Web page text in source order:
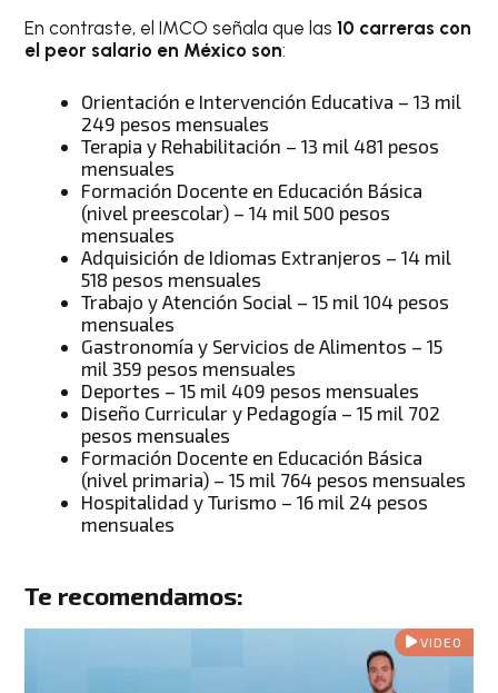
En contraste, el IMCO señala que las10 carreras con
el peor salario en México son:
Orientación e Intervención Educativa – 13 mil
249 pesos mensuales
Terapia y Rehabilitación – 13 mil 481 pesos
mensuales
Formación Docente en Educación Básica
(nivel preescolar) – 14 mil 500 pesos
mensuales
Adquisición de Idiomas Extranjeros – 14 mil
518 pesos mensuales
Trabajo y Atención Social – 15 mil 104 pesos
mensuales
Gastronomía y Servicios de Alimentos – 15
mil 359 pesos mensuales
Deportes – 15 mil 409 pesos mensuales
Diseño Curricular y Pedagogía – 15 mil 702
pesos mensuales
Formación Docente en Educación Básica
(nivel primaria) – 15 mil 764 pesos mensuales
Hospitalidad y Turismo – 16 mil 24 pesos
mensuales
Te recomendamos:
VIDEO